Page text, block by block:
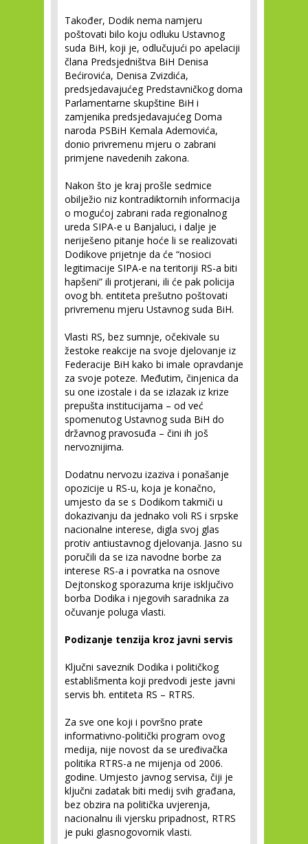
Također, Dodik nema namjeru
poštovati bilo koju odluku Ustavnog
suda BiH, koji je, odlučujući po apelaciji
člana Predsjedništva BiH Denisa
Bećirovića, Denisa Zvizdića,
predsjedavajućeg Predstavničkog doma
Parlamentarne skupštine BiH i
zamjenika predsjedavajućeg Doma
naroda PSBiH Kemala Ademovića,
donio privremenu mjeru o zabrani
primjene navedenih zakona.
Nakon što je kraj prošle sedmice
obilježio niz kontradiktornih informacija
o mogućoj zabrani rada regionalnog
ureda SIPA-e u Banjaluci, i dalje je
neriješeno pitanje hoće li se realizovati
Dodikove prijetnje da će “nosioci
legitimacije SIPA-e na teritoriji RS-a biti
hapšeni” ili protjerani, ili će pak policija
ovog bh. entiteta prešutno poštovati
privremenu mjeru Ustavnog suda BiH.
Vlasti RS, bez sumnje, očekivale su
žestoke reakcije na svoje djelovanje iz
Federacije BiH kako bi imale opravdanje
za svoje poteze. Međutim, činjenica da
su one izostale i da se izlazak iz krize
prepušta institucijama – od već
spomenutog Ustavnog suda BiH do
državnog pravosuđa – čini ih još
nervoznijima.
Dodatnu nervozu izaziva i ponašanje
opozicije u RS-u, koja je konačno,
umjesto da se s Dodikom takmiči u
dokazivanju da jednako voli RS i srpske
nacionalne interese, digla svoj glas
protiv antiustavnog djelovanja. Jasno su
poručili da se iza navodne borbe za
interese RS-a i povratka na osnove
Dejtonskog sporazuma krije isključivo
borba Dodika i njegovih saradnika za
očuvanje poluga vlasti.
Podizanje tenzija kroz javni servis
Ključni saveznik Dodika i političkog
establišmenta koji predvodi jeste javni
servis bh. entiteta RS – RTRS.
Za sve one koji i površno prate
informativno-politički program ovog
medija, nije novost da se uređivačka
politika RTRS-a ne mijenja od 2006.
godine. Umjesto javnog servisa, čiji je
ključni zadatak biti medij svih građana,
bez obzira na politička uvjerenja,
nacionalnu ili vjersku pripadnost, RTRS
je puki glasnogovornik vlasti.